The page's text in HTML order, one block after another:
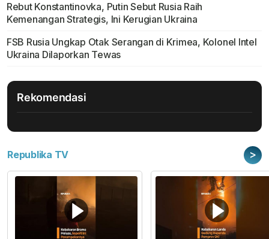
Rebut Konstantinovka, Putin Sebut Rusia Raih
Kemenangan Strategis, Ini Kerugian Ukraina
FSB Rusia Ungkap Otak Serangan di Krimea, Kolonel Intel
Ukraina Dilaporkan Tewas
Rekomendasi
Republika TV >